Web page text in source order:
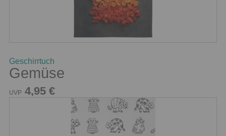
Geschirrtuch
Gemüse
UVP 4,95 €